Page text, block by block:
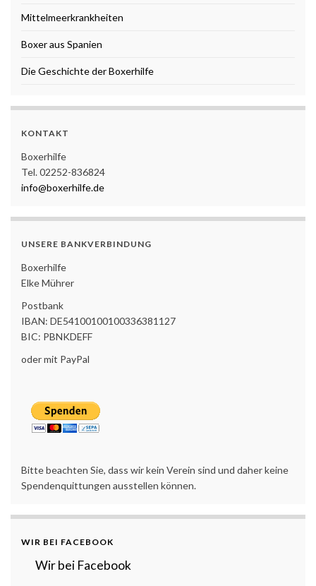
Mittelmeerkrankheiten
Boxer aus Spanien
Die Geschichte der Boxerhilfe
KONTAKT
Boxerhilfe
Tel. 02252-836824
info@boxerhilfe.de
UNSERE BANKVERBINDUNG
Boxerhilfe
Elke Mührer
Postbank
IBAN: DE54100100100336381127
BIC: PBNKDEFF
oder mit PayPal
Bitte beachten Sie, dass wir kein Verein sind und daher keine
Spendenquittungen ausstellen können.
WIR BEI FACEBOOK
Wir bei Facebook